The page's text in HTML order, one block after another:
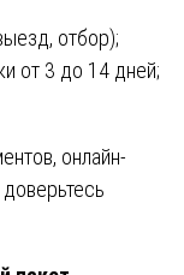
отбор);
от 3 до 14 дней;
онлайн-